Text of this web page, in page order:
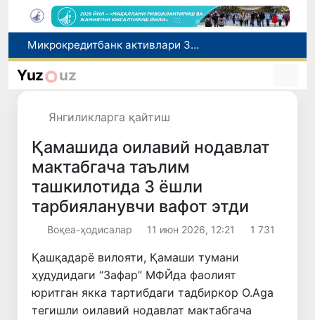
Малайзия Марказий Осиёда тиббий туризм йўналиши сифатидаги мавқеини мустаҳкамламоқда
Польшадаги элчихона кўмагида она ва бола Ватанга қайтарилди
Yuz uz
Янгиликларга қайтиш
Қамашида оилавий нодавлат
мактабгача таълим
ташкилотида 3 ёшли
тарбияланувчи вафот этди
Воқеа-ҳодисалар 11 июн 2026, 12:21 1 731
Қашқадарё вилояти, Қамаши тумани
ҳудудидаги “Зафар” МФЙда фаолият
юритган якка тартибдаги тадбиркор O.Aga
тегишли оилавий нодавлат мактабгача